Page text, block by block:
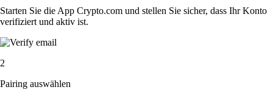
Starten Sie die App Crypto.com und stellen Sie sicher, dass Ihr Konto
verifiziert und aktiv ist.
2
Pairing auswählen